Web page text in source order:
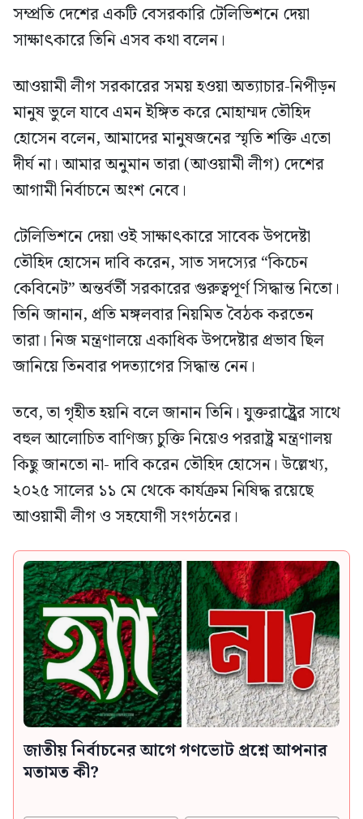
সম্প্রতি দেশের একটি বেসরকারি টেলিভিশনে দেয়া
সাক্ষাৎকারে তিনি এসব কথা বলেন।
আওয়ামী লীগ সরকারের সময় হওয়া অত্যাচার-নিপীড়ন
মানুষ ভুলে যাবে এমন ইঙ্গিত করে মোহাম্মদ তৌহিদ
হোসেন বলেন, আমাদের মানুষজনের স্মৃতি শক্তি এতো
দীর্ঘ না। আমার অনুমান তারা (আওয়ামী লীগ) দেশের
আগামী নির্বাচনে অংশ নেবে।
টেলিভিশনে দেয়া ওই সাক্ষাৎকারে সাবেক উপদেষ্টা
তৌহিদ হোসেন দাবি করেন, সাত সদস্যের “কিচেন
কেবিনেট” অন্তর্বর্তী সরকারের গুরুত্বপূর্ণ সিদ্ধান্ত নিতো।
তিনি জানান, প্রতি মঙ্গলবার নিয়মিত বৈঠক করতেন
তারা। নিজ মন্ত্রণালয়ে একাধিক উপদেষ্টার প্রভাব ছিল
জানিয়ে তিনবার পদত্যাগের সিদ্ধান্ত নেন।
তবে, তা গৃহীত হয়নি বলে জানান তিনি। যুক্তরাষ্ট্র্রের সাথে
বহুল আলোচিত বাণিজ্য চুক্তি নিয়েও পররাষ্ট্র মন্ত্রণালয়
কিছু জানতো না- দাবি করেন তৌহিদ হোসেন। উল্লেখ্য,
২০২৫ সালের ১১ মে থেকে কার্যক্রম নিষিদ্ধ রয়েছে
আওয়ামী লীগ ও সহযোগী সংগঠনের।
জাতীয় নির্বাচনের আগে গণভোট প্রশ্নে আপনার
মতামত কী?